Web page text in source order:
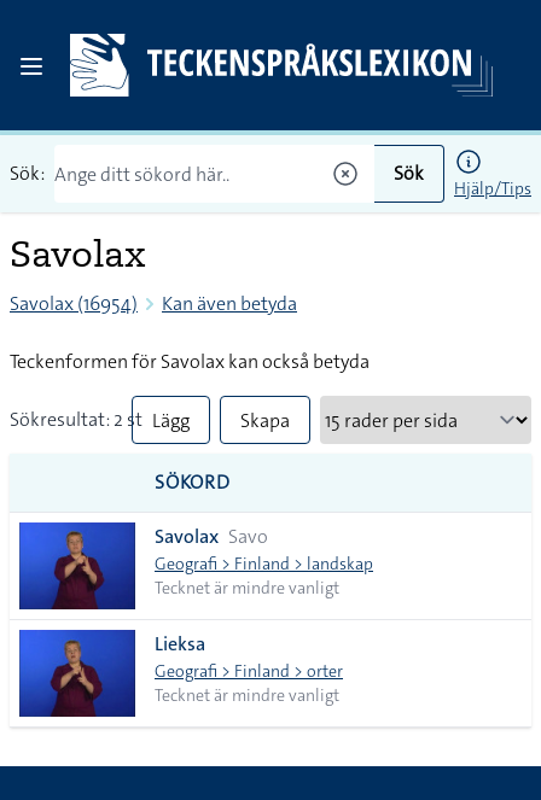
Sök: Sök
Hjälp/Tips
Savolax
Savolax (16954) Kan även betyda
Teckenformen för Savolax kan också betyda
Sökresultat: 2 st Lägg
till
alla i
lista
Skapa
SÖKORD
Savolax Savo
Geografi > Finland > landskap
Tecknet är mindre vanligt
Lieksa
Geografi > Finland > orter
Tecknet är mindre vanligt